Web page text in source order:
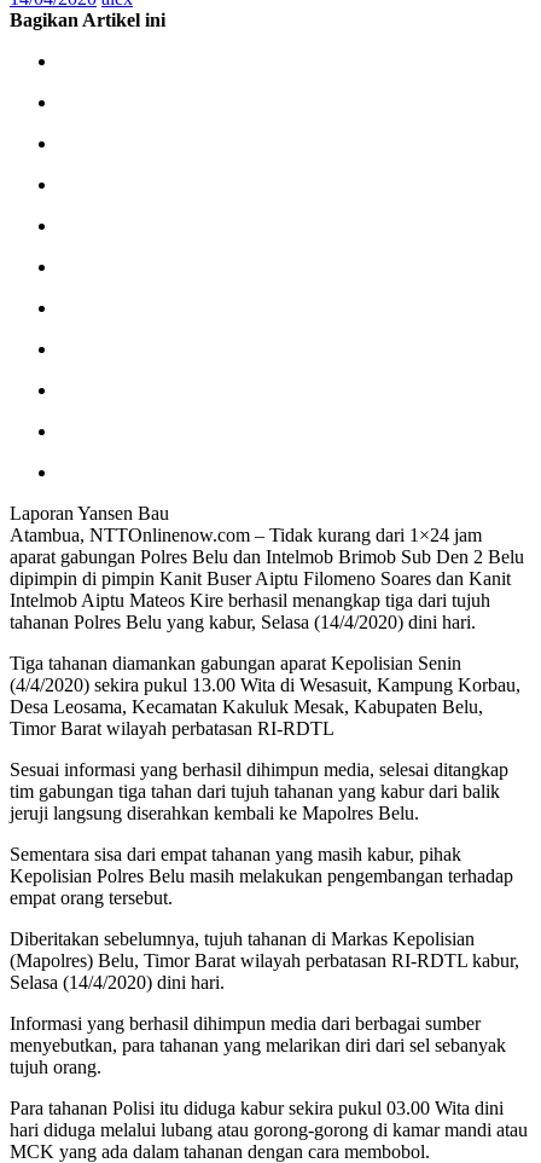
Bagikan Artikel ini
Laporan Yansen Bau
Atambua, NTTOnlinenow.com – Tidak kurang dari 1×24 jam
aparat gabungan Polres Belu dan Intelmob Brimob Sub Den 2 Belu
dipimpin di pimpin Kanit Buser Aiptu Filomeno Soares dan Kanit
Intelmob Aiptu Mateos Kire berhasil menangkap tiga dari tujuh
tahanan Polres Belu yang kabur, Selasa (14/4/2020) dini hari.
Tiga tahanan diamankan gabungan aparat Kepolisian Senin
(4/4/2020) sekira pukul 13.00 Wita di Wesasuit, Kampung Korbau,
Desa Leosama, Kecamatan Kakuluk Mesak, Kabupaten Belu,
Timor Barat wilayah perbatasan RI-RDTL
Sesuai informasi yang berhasil dihimpun media, selesai ditangkap
tim gabungan tiga tahan dari tujuh tahanan yang kabur dari balik
jeruji langsung diserahkan kembali ke Mapolres Belu.
Sementara sisa dari empat tahanan yang masih kabur, pihak
Kepolisian Polres Belu masih melakukan pengembangan terhadap
empat orang tersebut.
Diberitakan sebelumnya, tujuh tahanan di Markas Kepolisian
(Mapolres) Belu, Timor Barat wilayah perbatasan RI-RDTL kabur,
Selasa (14/4/2020) dini hari.
Informasi yang berhasil dihimpun media dari berbagai sumber
menyebutkan, para tahanan yang melarikan diri dari sel sebanyak
tujuh orang.
Para tahanan Polisi itu diduga kabur sekira pukul 03.00 Wita dini
hari diduga melalui lubang atau gorong-gorong di kamar mandi atau
MCK yang ada dalam tahanan dengan cara membobol.